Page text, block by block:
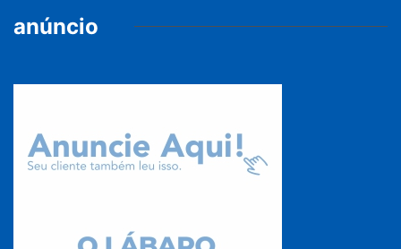
anúncio